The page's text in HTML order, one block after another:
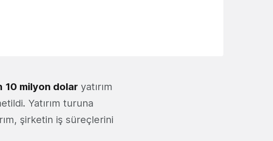
10 milyon dolar yatırım
Yatırım turuna
şirketin iş süreçlerini